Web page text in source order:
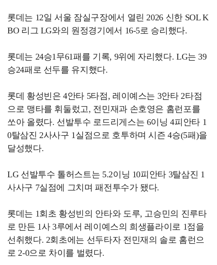
롯데는 12일 서울 잠실구장에서 열린 2026 신한 SOL K
BO 리그 LG와의 원정경기에서 16-5로 승리했다.
롯데는 24승1무61패를 기록, 9위에 자리했다. LG는 39
승24패로 선두를 유지했다.
롯데 황성빈은 4안타 5타점, 레이예스는 3안타 2타점
으로 맹타를 휘둘렀고, 전민재과 손호영은 홈런포를
쏘아 올렸다. 선발투수 로드리게스는 6이닝 4피안타 1
0탈삼진 2사사구 1실점으로 호투하며 시즌 4승(5패)을
달성했다.
LG 선발투수 톨허스트는 5.2이닝 10피안타 3탈삼진 1
사사구 7실점에 그치며 패전투수가 됐다.
롯데는 1회초 황성빈의 안타와 도루, 고승민의 진루타
로 만든 1사 3루에서 레이예스의 희생플라이로 1점을
선취했다. 2회초에는 선두타자 전민재의 솔로 홈런으
로 2-0으로 차이를 벌렸다.